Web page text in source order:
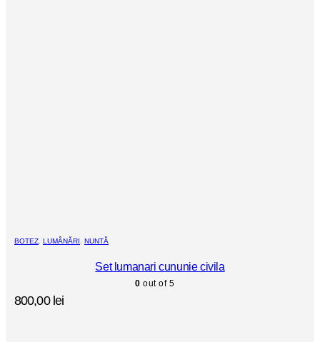
BOTEZ LUMÂNĂRI NUNTĂ
Set lumanari cununie civila
0 out of 5
800,00 lei